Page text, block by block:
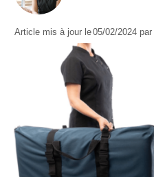
Article mis à jour le05/02/2024 par